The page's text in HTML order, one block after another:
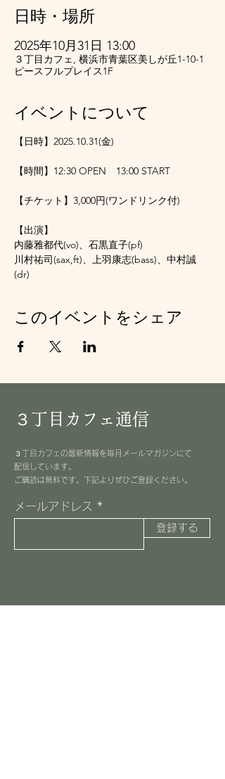
日時・場所
2025年10月31日 13:00
３丁目カフェ, 横浜市青葉区美しが丘1-10-1
ピースフルプレイス1F
イベントについて
【日時】2025.10.31(金)
【時間】12:30 OPEN　13:00 START
【チケット】3,000円(ワンドリンク付)
【出演】
内藤雅都代(vo)、石黒直子(pf)
川村祐司(sax,ft)、上羽康志(bass)、中村誠
(dr)
このイベントをシェア
３丁目カフェ通信
３丁目カフェの最新情報を毎月メールマガジンにて
配信しています。
​ご購読は無料です。下記よりぜひご登録ください。
メールアドレス
登録する